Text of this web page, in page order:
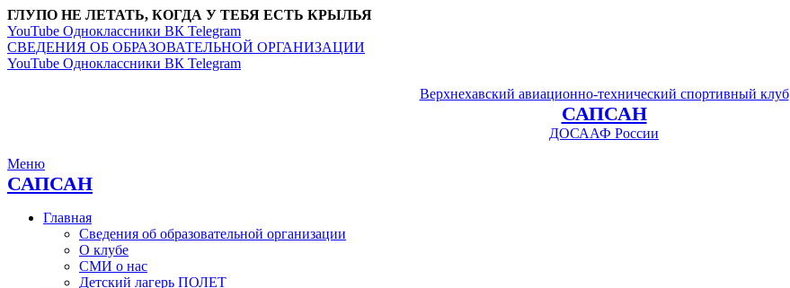
ГЛУПО НЕ ЛЕТАТЬ, КОГДА У ТЕБЯ ЕСТЬ КРЫЛЬЯ
YouTube Одноклассники ВК Telegram
СВЕДЕНИЯ ОБ ОБРАЗОВАТЕЛЬНОЙ ОРГАНИЗАЦИИ
YouTube Одноклассники ВК Telegram
Верхнехавский авиационно-технический спортивный клуб
САПСАН
ДОСААФ России
Меню
САПСАН
Главная
Сведения об образовательной организации
О клубе
СМИ о нас
Детский лагерь ПОЛЕТ